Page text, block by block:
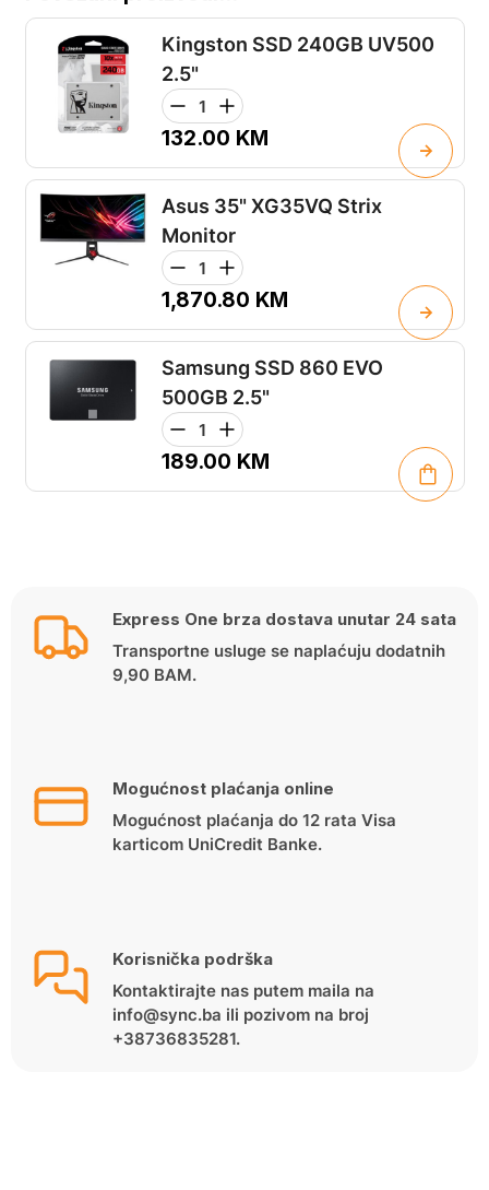
Kingston SSD 240GB UV500
2.5"
132.00 KM
Asus 35" XG35VQ Strix
Monitor
1,870.80 KM
Samsung SSD 860 EVO
500GB 2.5"
189.00 KM
Express One brza dostava unutar 24 sata
Transportne usluge se naplaćuju dodatnih
9,90 BAM.
Mogućnost plaćanja online
Mogućnost plaćanja do 12 rata Visa
karticom UniCredit Banke.
Korisnička podrška
Kontaktirajte nas putem maila na
info@sync.ba ili pozivom na broj
+38736835281.